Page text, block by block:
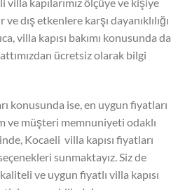
dış etkenlere karşı dayanıklılığı
villa kapısı bakımı konusunda da
ücretsiz olarak bilgi
konusunda ise, en uygun fiyatları
ve müşteri memnuniyeti odaklı
Kocaeli villa kapısı fiyatları
sunmaktayız. Siz de
ve uygun fiyatlı villa kapısı